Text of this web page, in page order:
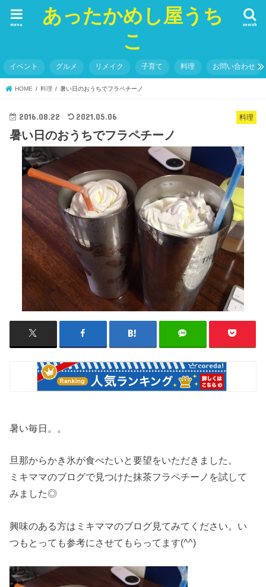
あったかめし屋うち
こ
search
menu
イベント グルメ リメイク 子育て 料理 お問い合わせ
HOME 料理 暑い日のおうちでフラペチーノ
料理
2016.08.22 2021.05.06
暑い日のおうちでフラペチーノ
暑い毎日。。
旦那からかき氷が食べたいと要望をいただきました。
ミキママのブログで見つけた抹茶フラペチーノを試して
みました◎
興味のある方はミキママのブログ見てみてください。い
つもとっても参考にさせてもらってます(^^)